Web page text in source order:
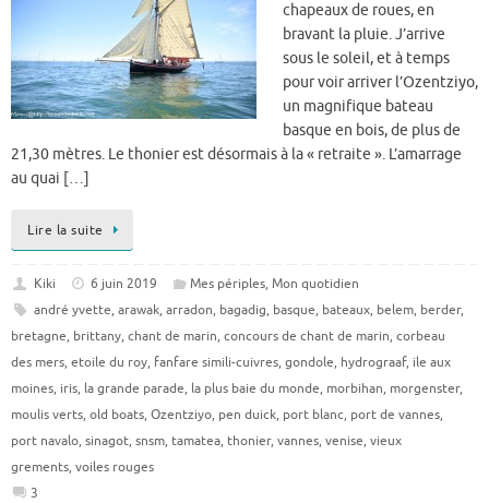
chapeaux de roues, en
bravant la pluie. J’arrive
sous le soleil, et à temps
pour voir arriver l’Ozentziyo,
un magnifique bateau
basque en bois, de plus de
21,30 mètres. Le thonier est désormais à la « retraite ». L’amarrage
au quai […]
Lire la suite
Kiki 6 juin 2019 Mes périples, Mon quotidien
andré yvette, arawak, arradon, bagadig, basque, bateaux, belem, berder,
bretagne, brittany, chant de marin, concours de chant de marin, corbeau
des mers, etoile du roy, fanfare simili-cuivres, gondole, hydrograaf, ile aux
moines, iris, la grande parade, la plus baie du monde, morbihan, morgenster,
moulis verts, old boats, Ozentziyo, pen duick, port blanc, port de vannes,
port navalo, sinagot, snsm, tamatea, thonier, vannes, venise, vieux
grements, voiles rouges
3